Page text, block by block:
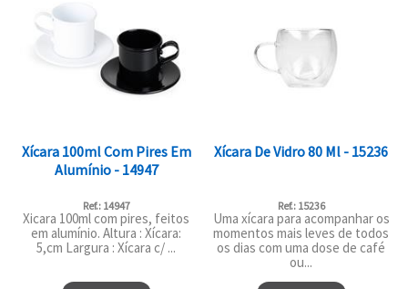
Xícara 100ml Com Pires Em
Alumínio - 14947
Ref.: 14947
Xicara 100ml com pires, feitos
em alumínio. Altura : Xícara:
5,cm Largura : Xícara c/ ...
Xícara De Vidro 80 Ml - 15236
Ref.: 15236
Uma xícara para acompanhar os
momentos mais leves de todos
os dias com uma dose de café
ou...